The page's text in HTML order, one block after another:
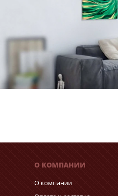
О КОМПАНИИ
О компании